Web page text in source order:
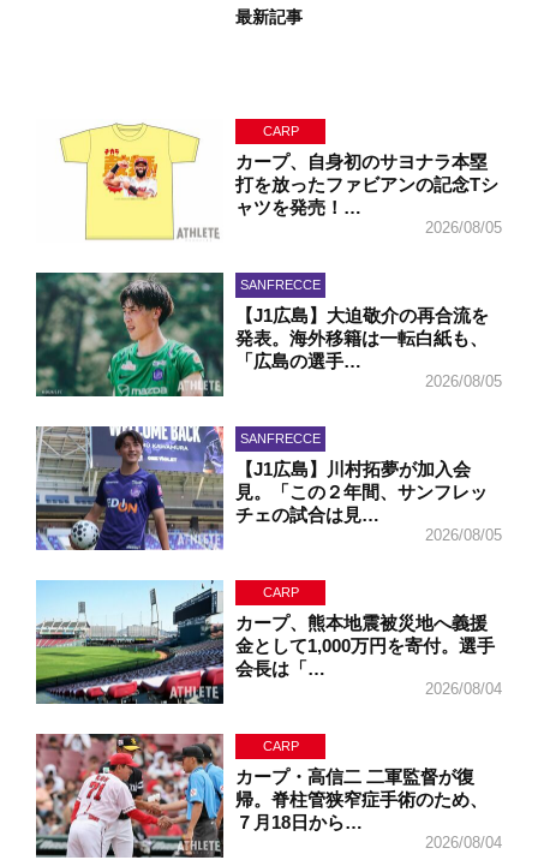
最新記事
CARP
カープ、自身初のサヨナラ本塁
打を放ったファビアンの記念Tシ
ャツを発売！…
2026/08/05
SANFRECCE
【J1広島】大迫敬介の再合流を
発表。海外移籍は一転白紙も、
「広島の選手…
2026/08/05
SANFRECCE
【J1広島】川村拓夢が加入会
見。「この２年間、サンフレッ
チェの試合は見…
2026/08/05
CARP
カープ、熊本地震被災地へ義援
金として1,000万円を寄付。選手
会長は「…
2026/08/04
CARP
カープ・高信二 二軍監督が復
帰。脊柱管狭窄症手術のため、
７月18日から…
2026/08/04